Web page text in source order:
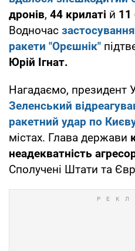
дронів, 44 крилаті й 11
Водночас
ракети "Орєшнік"
Юрій Ігнат.
Нагадаємо, президент
Зеленський
ракетний удар по
містах. Глава держави
неадекватність
Сполучені Штати та